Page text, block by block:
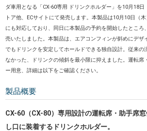
ダ車用となる「CX-60専用 ドリンクホルダー」を10月18
トア他、ECサイトにて発売します。本製品は10月10日（木
にも対応しており、同日に本製品の予約を開始したところ
売いたしました。本製品は、エアコンフィンが斜めにデザ
でもドリンクを安定してホールドできる独自設計。従来の
なかった、ドリンクの傾斜を最小限に抑えました。運転席
ー用意、詳細は以下をご確認ください。
製品概要
CX-60（CX-80）専用設計の運転席・助手席
し口に装着するドリンクホルダー。